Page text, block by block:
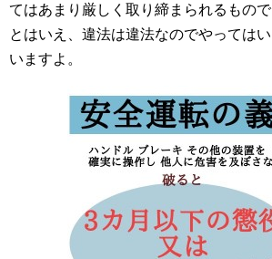
てはあまり厳しく取り締まられるもので
とはいえ、違法は違法なのでやっては
いますよ。